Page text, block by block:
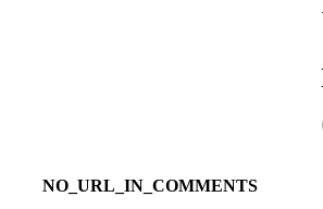
NO_URL_IN_COMMENTS